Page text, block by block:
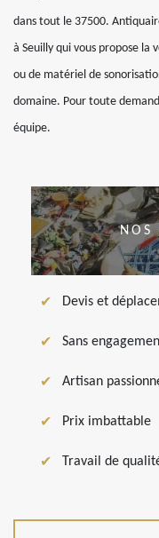
dans tout le 37500.
à Seuilly qui vous propose
ou de matériel de
domaine. Pour toute
équipe.
NOS
Devis et
Sans
Artisan
Prix imbattable
Travail de